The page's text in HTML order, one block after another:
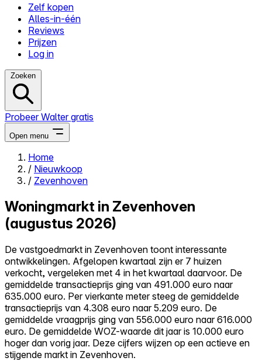
Zelf kopen
Alles-in-één
Reviews
Prijzen
Log in
Zoeken
Probeer Walter gratis
Open menu
Close menu
Alles-in-één
Reviews
Prijzen
Log in
Probeer Walter gratis
Home
/ Nieuwkoop
/ Zevenhoven
Woningmarkt in Zevenhoven
(augustus 2026)
De vastgoedmarkt in Zevenhoven toont interessante
ontwikkelingen. Afgelopen kwartaal zijn er 7 huizen
verkocht, vergeleken met 4 in het kwartaal daarvoor. De
gemiddelde transactieprijs ging van 491.000 euro naar
635.000 euro. Per vierkante meter steeg de gemiddelde
transactieprijs van 4.308 euro naar 5.209 euro. De
gemiddelde vraagprijs ging van 556.000 euro naar 616.000
euro. De gemiddelde WOZ-waarde dit jaar is 10.000 euro
hoger dan vorig jaar. Deze cijfers wijzen op een actieve en
stijgende markt in Zevenhoven.